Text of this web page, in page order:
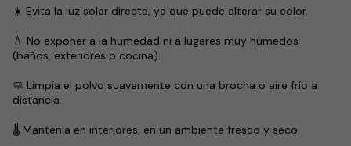
☀️ Evita la luz solar directa, ya que puede alterar su color.
💧 No exponer a la humedad ni a lugares muy húmedos
(baños, exteriores o cocina).
🧼 Limpia el polvo suavemente con una brocha o aire frío a
distancia.
🌡️ Mantenla en interiores, en un ambiente fresco y seco.